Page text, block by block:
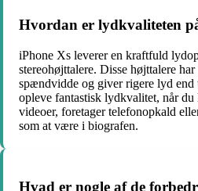
Hvordan er lydkvaliteten
iPhone Xs leverer en kraftfuld
stereohøjttalere. Disse højttalere
spændvidde og giver rigere lyd
opleve fantastisk lydkvalitet, når
videoer, foretager telefonopkald
som at være i biografen.
Hvad er nogle af de